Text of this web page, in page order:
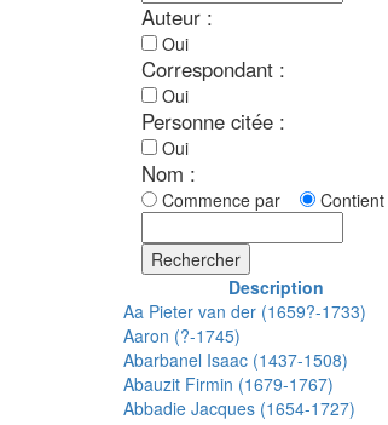
Auteur :
Oui
Correspondant :
Oui
Personne citée :
Oui
Nom :
Commence par Contient
Rechercher
Description
Aa Pieter van der (1659?-1733)
Aaron (?-1745)
Abarbanel Isaac (1437-1508)
Abauzit Firmin (1679-1767)
Abbadie Jacques (1654-1727)